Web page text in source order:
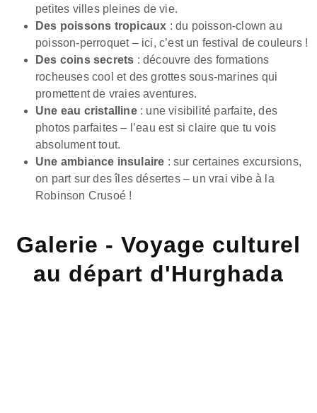
petites villes pleines de vie.
Des poissons tropicaux : du poisson-clown au
poisson-perroquet – ici, c’est un festival de couleurs !
Des coins secrets : découvre des formations
rocheuses cool et des grottes sous-marines qui
promettent de vraies aventures.
Une eau cristalline: une visibilité parfaite, des
photos parfaites – l’eau est si claire que tu vois
absolument tout.
Une ambiance insulaire : sur certaines excursions,
on part sur des îles désertes – un vrai vibe à la
Robinson Crusoé !
Galerie - Voyage culturel
au départ d'Hurghada